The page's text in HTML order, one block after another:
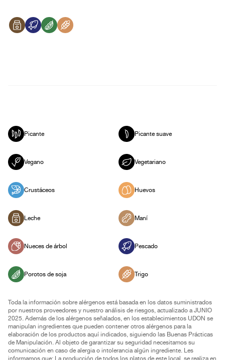
Picante Picante suave
Vegano Vegetariano
Crustáceos Huevos
Leche Maní
Nueces de árbol Pescado
Porotos de soja Trigo
Toda la información sobre alérgenos está basada en los datos suministrados
por nuestros proveedores y nuestro análisis de riesgos, actualizado a JUNIO
2025. Además de los alérgenos señalados, en los establecimientos UDON se
manipulan ingredientes que pueden contener otros alérgenos para la
elaboración de los productos aquí indicados, siguiendo las Buenas Prácticas
de Manipulación. Al objeto de garantizar su seguridad necesitamos su
comunicación en caso de alergia o intolerancia algún ingrediente. Les
informamos que: La producción de todos los platos de este local, se realiza en